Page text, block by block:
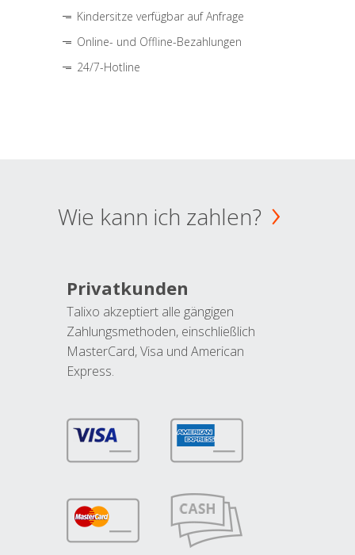
Kindersitze verfügbar auf Anfrage
Online- und Offline-Bezahlungen
24/7-Hotline
Wie kann ich zahlen?
Privatkunden
Talixo akzeptiert alle gängigen
Zahlungsmethoden, einschließlich
MasterCard, Visa und American
Express.